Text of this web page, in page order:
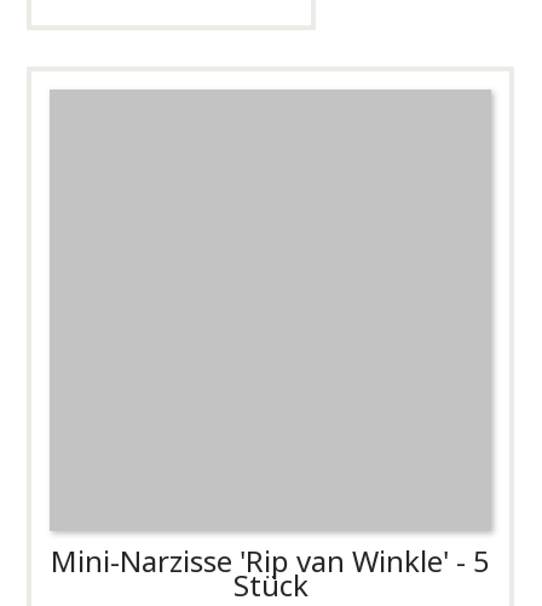
Mini-Narzisse 'Rip van Winkle' - 5
Stück